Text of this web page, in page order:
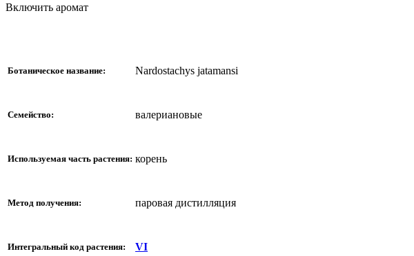
Включить аромат
Ботаническое название: Nardostachys jatamansi
Семейство: валериановые
Используемая часть растения: корень
Метод получения: паровая дистилляция
Интегральный код растения: VI